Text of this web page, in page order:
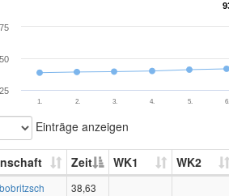
1. 2. 3. 4. 5. 6.
25
50
75
Einträge anzeigen
Zeit WK1 WK2
38,63